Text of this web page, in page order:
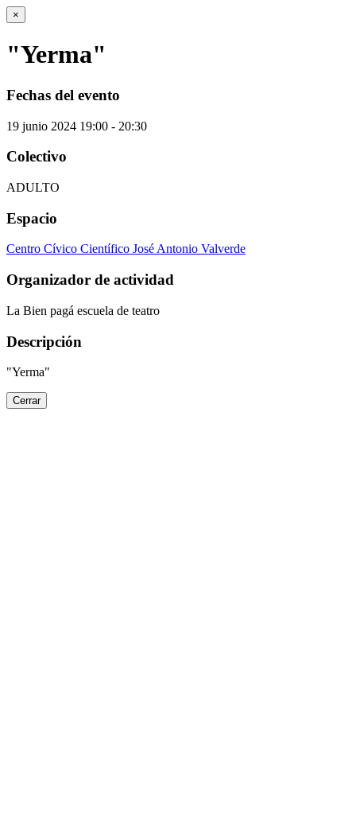
×
"Yerma"
Fechas del evento
19 junio 2024 19:00 - 20:30
Colectivo
ADULTO
Espacio
Centro Cívico Científico José Antonio Valverde
Organizador de actividad
La Bien pagá escuela de teatro
Descripción
"Yerma"
Cerrar